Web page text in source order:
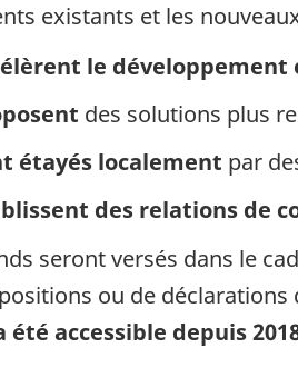
existants et les
le développement
des solutions plus
étayés localement par
des relations de
seront versés dans le
ou de déclarations
été accessible depuis